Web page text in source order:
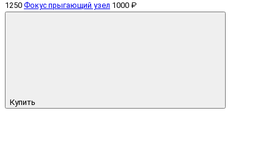
1250 Фокус прыгающий узел 1000 ₽
Купить